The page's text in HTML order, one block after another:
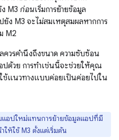
M3 ก่อนเริ่มการย้ายข้อมูล
ง M3 จะไม่สมเหตุสมผลหากการ
M2
วรคำนึงถึงขนาด ความซับซ้อน
ด้วย การทำเช่นนี้จะช่วยให้คุณ
ช้แนวทางแบบค่อยเป็นค่อยไปใน
แอปใหม่แทนการย้ายข้อมูลแอปที่มี
ให้ใช้ M3 ตั้งแต่เริ่มต้น